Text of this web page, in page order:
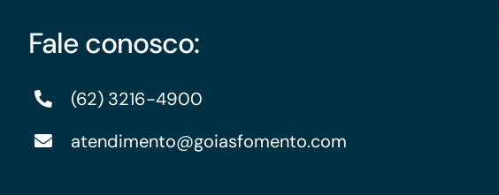
Fale conosco:
(62) 3216-4900
atendimento@goiasfomento.com